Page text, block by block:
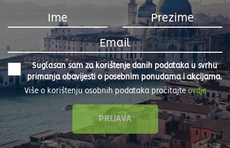
Suglasan sam za korištenje danih podataka u svrhu
primanja obavijesti o posebnim ponudama i akcijama.
Više o korištenju osobnih podataka pročitajteovdje